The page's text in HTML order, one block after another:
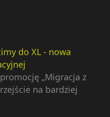
do XL - nowa
„Migracja z
na bardziej